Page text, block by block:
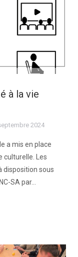
à la vie
2024
a mis en place
culturelle. Les
sous
SA par…